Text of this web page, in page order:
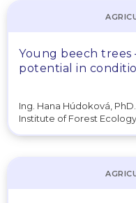
Young beech trees
potential in
Ing. Hana Húdoková, PhD.
Institute of Forest Ecology